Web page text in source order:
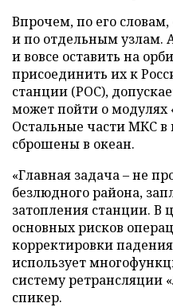
Впрочем, по его
и по отдельным узлам.
и вовсе оставить на
присоединить их к
станции (РОС),
может пойти о модулях
Остальные части МКС в
сброшены в океан.
«Главная задача – не
безлюдного района,
затопления станции. В
основных рисков
корректировки
использует
систему ретрансляции
спикер.